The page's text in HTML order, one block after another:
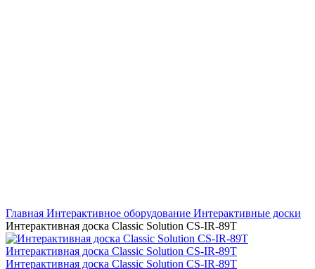
Главная Интерактивное оборудование Интерактивные доски
Интерактивная доска Classic Solution CS-IR-89T